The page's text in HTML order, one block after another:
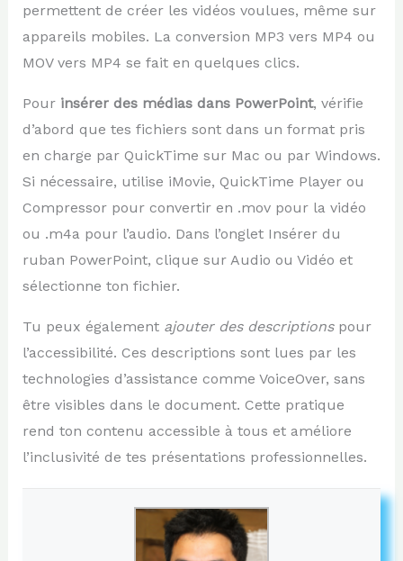
permettent de créer les vidéos voulues, même sur
appareils mobiles. La conversion MP3 vers MP4 ou
MOV vers MP4 se fait en quelques clics.
Pour insérer des médias dans PowerPoint, vérifie
d’abord que tes fichiers sont dans un format pris
en charge par QuickTime sur Mac ou par Windows.
Si nécessaire, utilise iMovie, QuickTime Player ou
Compressor pour convertir en .mov pour la vidéo
ou .m4a pour l’audio. Dans l’onglet Insérer du
ruban PowerPoint, clique sur Audio ou Vidéo et
sélectionne ton fichier.
Tu peux également ajouter des descriptionspour
l’accessibilité. Ces descriptions sont lues par les
technologies d’assistance comme VoiceOver, sans
être visibles dans le document. Cette pratique
rend ton contenu accessible à tous et améliore
l’inclusivité de tes présentations professionnelles.